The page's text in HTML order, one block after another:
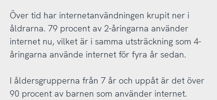
Över tid har internetanvändningen krupit ner i
åldrarna. 79 procent av 2-åringarna använder
internet nu, vilket är i samma utsträckning som 4-
åringarna använde internet för fyra år sedan.
I åldersgrupperna från 7 år och uppåt är det över
90 procent av barnen som använder internet.